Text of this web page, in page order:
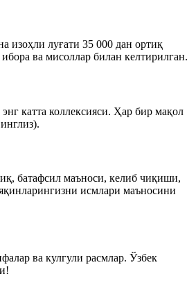
изоҳли луғати 35 000 дан ортиқ
ва мисоллар билан келтирилган.
катта коллексияси. Ҳар бир мақол
батафсил маъноси, келиб чиқиши,
исмлари маъносини
ва кулгули расмлар. Ўзбек